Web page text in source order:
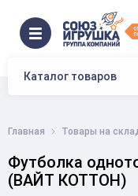
Каталог товаров
Главная Товары на
Футболка
(ВАЙТ КОТТОН)